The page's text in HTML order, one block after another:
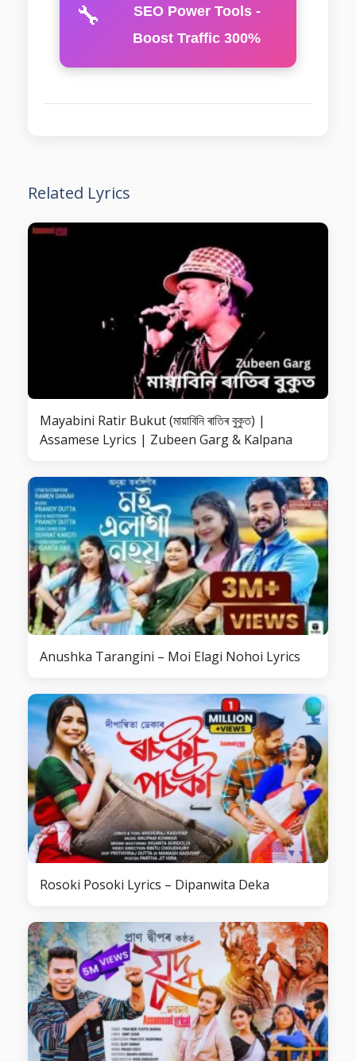
🔧
SEO Power Tools -
Boost Traffic 300%
Related Lyrics
Mayabini Ratir Bukut (মায়াবিনি ৰাতিৰ বুকুত) |
Assamese Lyrics | Zubeen Garg & Kalpana
Anushka Tarangini – Moi Elagi Nohoi Lyrics
Rosoki Posoki Lyrics – Dipanwita Deka